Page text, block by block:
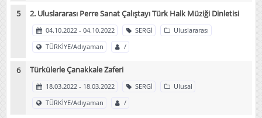
2. Uluslararası Perre Sanat Çalıştayı Türk Halk Müziği Dinletisi
04.10.2022 - 04.10.2022 SERGİ
Uluslararası
TÜRKİYE/Adıyaman
/
Türkülerle Çanakkale Zaferi
18.03.2022 - 18.03.2022 SERGİ
Ulusal
TÜRKİYE/Adıyaman
/